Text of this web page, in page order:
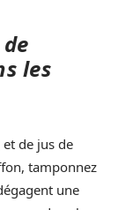
les
de jus de
tamponnez
une